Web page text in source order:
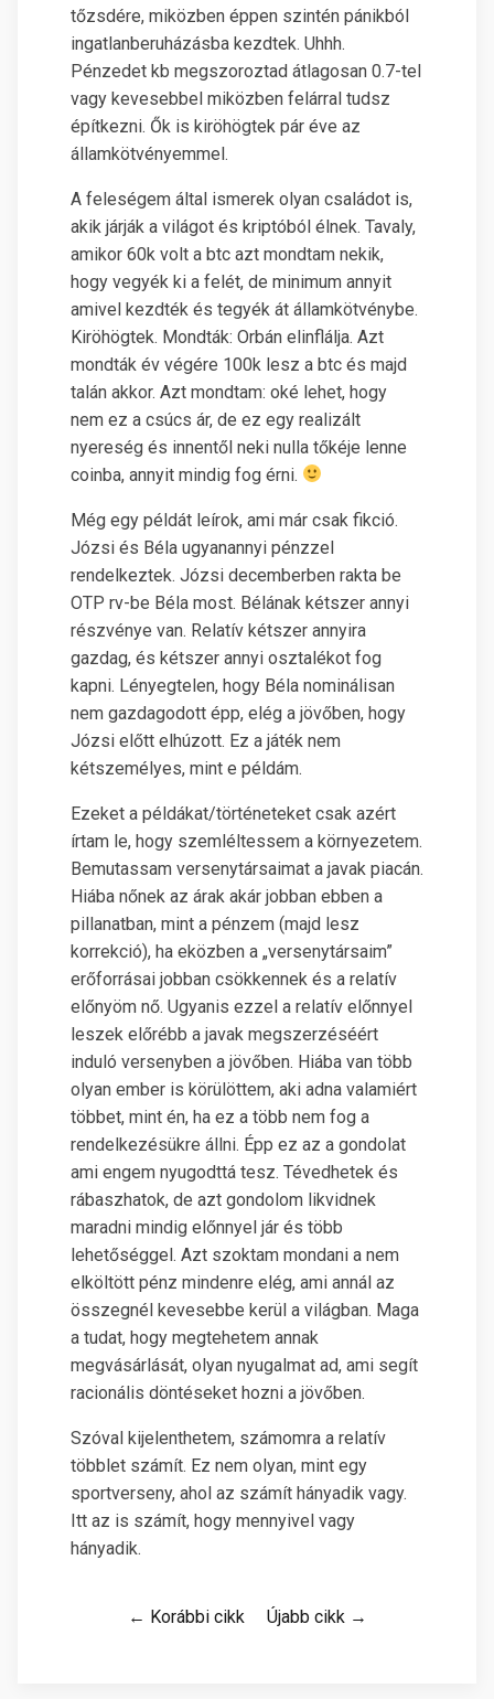
tőzsdére, miközben éppen szintén pánikból
ingatlanberuházásba kezdtek. Uhhh.
Pénzedet kb megszoroztad átlagosan 0.7-tel
vagy kevesebbel miközben felárral tudsz
építkezni. Ők is kiröhögtek pár éve az
államkötvényemmel.
A feleségem által ismerek olyan családot is,
akik járják a világot és kriptóból élnek. Tavaly,
amikor 60k volt a btc azt mondtam nekik,
hogy vegyék ki a felét, de minimum annyit
amivel kezdték és tegyék át államkötvénybe.
Kiröhögtek. Mondták: Orbán elinflálja. Azt
mondták év végére 100k lesz a btc és majd
talán akkor. Azt mondtam: oké lehet, hogy
nem ez a csúcs ár, de ez egy realizált
nyereség és innentől neki nulla tőkéje lenne
coinba, annyit mindig fog érni.
Még egy példát leírok, ami már csak fikció.
Józsi és Béla ugyanannyi pénzzel
rendelkeztek. Józsi decemberben rakta be
OTP rv-be Béla most. Bélának kétszer annyi
részvénye van. Relatív kétszer annyira
gazdag, és kétszer annyi osztalékot fog
kapni. Lényegtelen, hogy Béla nominálisan
nem gazdagodott épp, elég a jövőben, hogy
Józsi előtt elhúzott. Ez a játék nem
kétszemélyes, mint e példám.
Ezeket a példákat/történeteket csak azért
írtam le, hogy szemléltessem a környezetem.
Bemutassam versenytársaimat a javak piacán.
Hiába nőnek az árak akár jobban ebben a
pillanatban, mint a pénzem (majd lesz
korrekció), ha eközben a „versenytársaim”
erőforrásai jobban csökkennek és a relatív
előnyöm nő. Ugyanis ezzel a relatív előnnyel
leszek előrébb a javak megszerzéséért
induló versenyben a jövőben. Hiába van több
olyan ember is körülöttem, aki adna valamiért
többet, mint én, ha ez a több nem fog a
rendelkezésükre állni. Épp ez az a gondolat
ami engem nyugodttá tesz. Tévedhetek és
rábaszhatok, de azt gondolom likvidnek
maradni mindig előnnyel jár és több
lehetőséggel. Azt szoktam mondani a nem
elköltött pénz mindenre elég, ami annál az
összegnél kevesebbe kerül a világban. Maga
a tudat, hogy megtehetem annak
megvásárlását, olyan nyugalmat ad, ami segít
racionális döntéseket hozni a jövőben.
Szóval kijelenthetem, számomra a relatív
többlet számít. Ez nem olyan, mint egy
sportverseny, ahol az számít hányadik vagy.
Itt az is számít, hogy mennyivel vagy
hányadik.
← Korábbi cikk Újabb cikk →